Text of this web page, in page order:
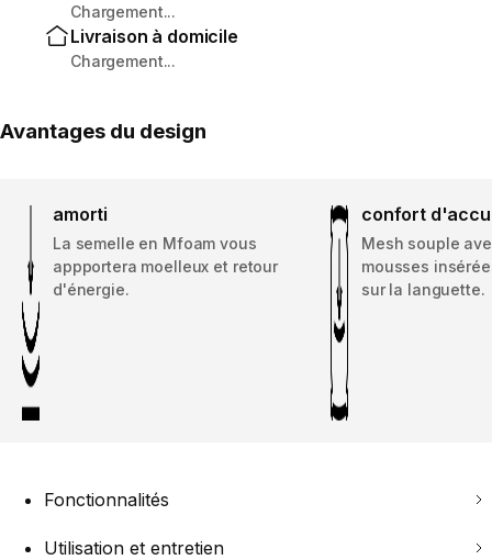
Chargement...
Livraison à domicile
Chargement...
Avantages du design
amorti
La semelle en Mfoam vous
appportera moelleux et retour
d'énergie.
confort
Mesh souple
mousses
sur la languette.
Fonctionnalités
Utilisation et entretien